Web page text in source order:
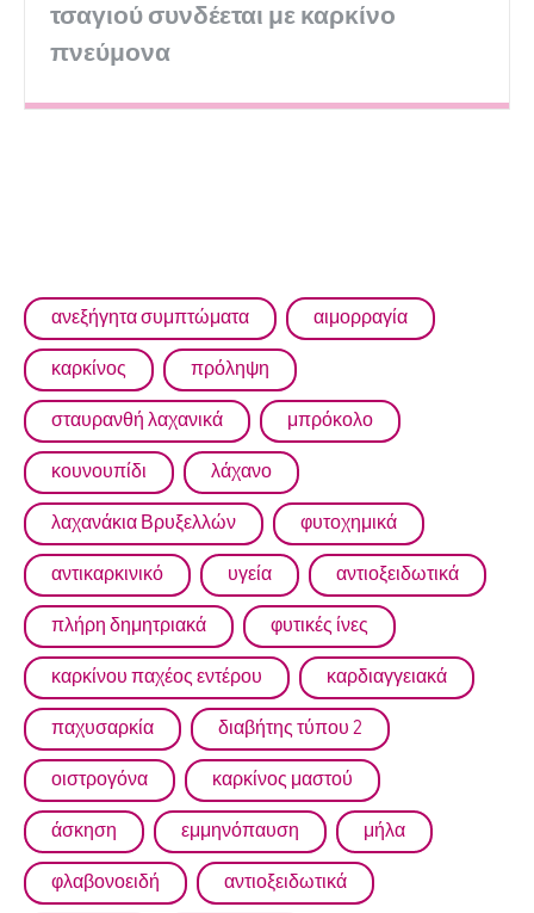
τσαγιού συνδέεται με καρκίνο
πνεύμονα
ανεξήγητα συμπτώματα αιμορραγία
καρκίνος πρόληψη
σταυρανθή λαχανικά μπρόκολο
κουνουπίδι λάχανο
λαχανάκια Βρυξελλών φυτοχημικά
αντικαρκινικό υγεία αντιοξειδωτικά
πλήρη δημητριακά φυτικές ίνες
καρκίνου παχέος εντέρου καρδιαγγειακά
παχυσαρκία διαβήτης τύπου 2
οιστρογόνα καρκίνος μαστού
άσκηση εμμηνόπαυση μήλα
φλαβονοειδή αντιοξειδωτικά